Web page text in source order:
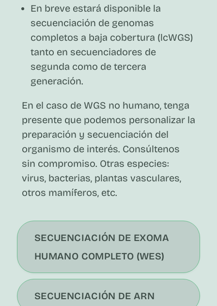
SECUENCIACIÓN DE EXOMA
HUMANO COMPLETO (WES)
SECUENCIACIÓN DE ARN
En breve estará disponible la
secuenciación de genomas
completos a baja cobertura (lcWGS)
tanto en secuenciadores de
segunda como de tercera
generación.
En el caso de WGS no humano, tenga
presente que podemos personalizar la
preparación y secuenciación del
organismo de interés. Consúltenos
sin compromiso. Otras especies:
virus, bacterias, plantas vasculares,
otros mamíferos, etc.